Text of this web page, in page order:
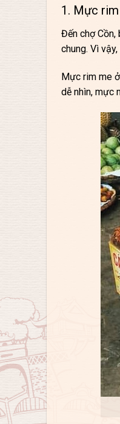
1. Mực
Đến chợ
chung. Vì
Mực rim me
dễ nhìn, mực